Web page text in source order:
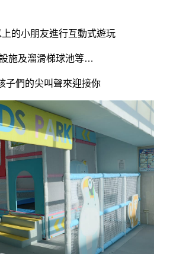
的小朋友進行互動式遊玩
施及溜滑梯球池等…
子們的尖叫聲來迎接你